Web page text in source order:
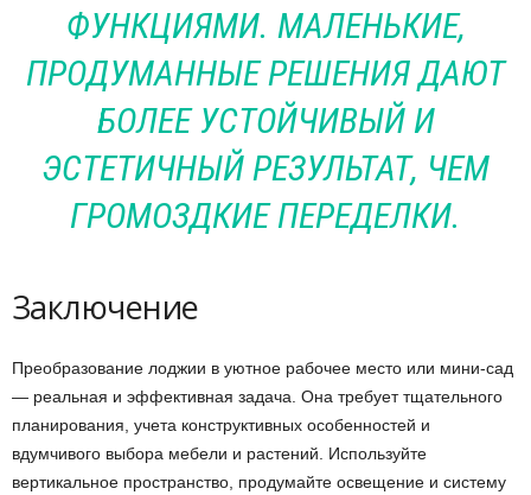
ФУНКЦИЯМИ. МАЛЕНЬКИЕ,
ПРОДУМАННЫЕ РЕШЕНИЯ ДАЮТ
БОЛЕЕ УСТОЙЧИВЫЙ И
ЭСТЕТИЧНЫЙ РЕЗУЛЬТАТ, ЧЕМ
ГРОМОЗДКИЕ ПЕРЕДЕЛКИ.
Заключение
Преобразование лоджии в уютное рабочее место или мини-сад
— реальная и эффективная задача. Она требует тщательного
планирования, учета конструктивных особенностей и
вдумчивого выбора мебели и растений. Используйте
вертикальное пространство, продумайте освещение и систему